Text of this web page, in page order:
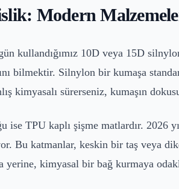
Modern
kullandığımız 10D veya 15D
bilmektir. Silnylon bir kumaşa
kimyasalı sürerseniz, kumaşın
TPU kaplı şişme matlardır. 2026
Bu katmanlar, keskin bir taş veya
kimyasal bir bağ kurmaya